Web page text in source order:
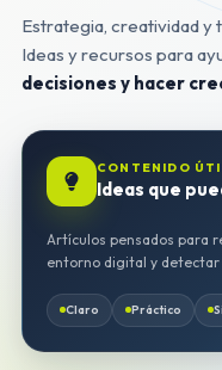
Estrategia, creatividad y
Ideas y recursos para
decisiones y hacer
CONTENIDO
Ideas que
Artículos pensados para
entorno digital y detectar
Claro Práctico